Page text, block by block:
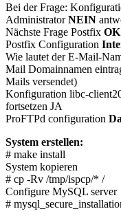
Bei der Frage:
AdministratorNEIN
Nächste Frage Postfix OK
Postfix Configuration
Wie lautet der E-Mail-
Mail Domainnamen
Mails versendet)
Konfiguration libc-
fortsetzen JA
ProFTPd configuration
System erstellen:
# make install
System kopieren
# cp -Rv /tmp/ispcp/* /
Configure MySQL server
#